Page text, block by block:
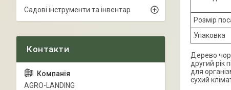
Розмір
Упаковка
Дерево
другий рік
для
сухий
Садові інструменти та інвентар
AGRO-LANDING